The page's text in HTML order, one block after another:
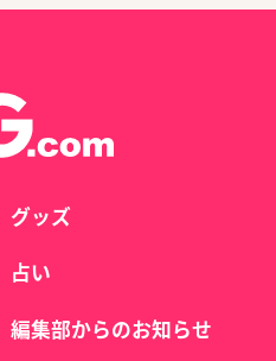
グッズ
占い
編集部からのお知らせ